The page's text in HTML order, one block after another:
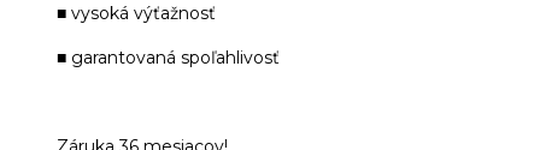
■ vysoká výťažnosť
■ garantovaná spoľahlivosť